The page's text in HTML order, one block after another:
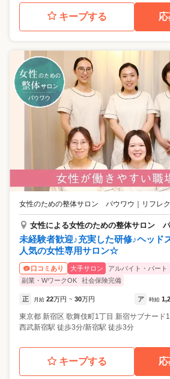
キープする
女性のための整体サロン パウワウ リフレ
女性による女性のための整体サロン パウ
未経験者歓迎♪充実した研修♪ヘッド
人気の女性専用サロン☆
口コミあり 大手サロン アルバイト・パート
副業・WワークOK
社会保険完備
正 月給 22万円 ~ 30万円 ア 時給
東京都 新宿区 歌舞伎町1丁目 新宿サブナード1号
西武新宿駅 徒歩3分/新宿駅 徒歩3分
キープする